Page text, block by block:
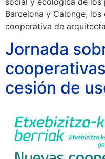
Barcelona y Calonge,
cooperativa de
Jornada
cesión de